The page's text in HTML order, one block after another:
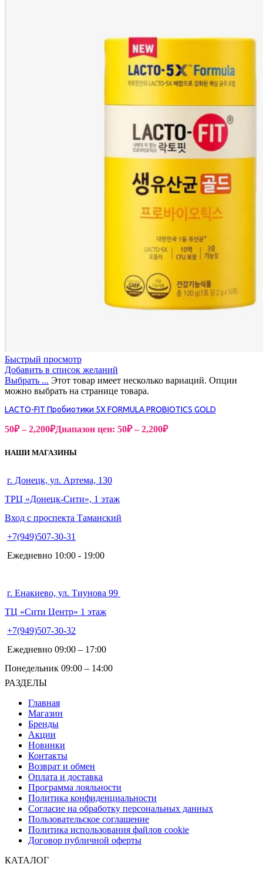
Быстрый просмотр
Добавить в список желаний
Выбрать ... Этот товар имеет несколько вариаций. Опции
можно выбрать на странице товара.
LACTO-FIT Пробиотики 5X FORMULA PROBIOTICS GOLD
50₽ – 2,200₽Диапазон цен: 50₽ – 2,200₽
НАШИ МАГАЗИНЫ
г. Донецк, ул. Артема, 130
ТРЦ «Донецк-Сити», 1 этаж
Вход с проспекта Таманский
+7(949)507-30-31
Ежедневно 10:00 - 19:00
г. Енакиево, ул. Тиунова 99
ТЦ «Сити Центр» 1 этаж
+7(949)507-30-32
Ежедневно 09:00 – 17:00
Понедельник 09:00 – 14:00
РАЗДЕЛЫ
Главная
Магазин
Бренды
Акции
Новинки
Контакты
Возврат и обмен
Оплата и доставка
Программа лояльности
Политика конфиденциальности
Согласие на обработку персональных данных
Пользовательское соглашение
Политика использования файлов cookie
Договор публичной оферты
КАТАЛОГ